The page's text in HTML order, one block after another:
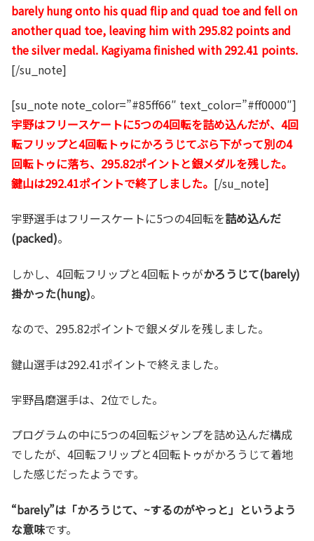
barely hung onto his quad flip and quad toe and fell on
another quad toe, leaving him with 295.82 points and
the silver medal. Kagiyama finished with 292.41 points.
[/su_note]
[su_note note_color=”#85ff66″ text_color=”#ff0000″]
宇野はフリースケートに5つの4回転を詰め込んだが、4回
転フリップと4回転トゥにかろうじてぶら下がって別の4
回転トゥに落ち、295.82ポイントと銀メダルを残した。
鍵山は292.41ポイントで終了しました。 [/su_note]
宇野選手はフリースケートに5つの4回転を詰め込んだ
(packed)。
しかし、4回転フリップと4回転トゥがかろうじて(barely)
掛かった(hung)。
なので、295.82ポイントで銀メダルを残しました。
鍵山選手は292.41ポイントで終えました。
宇野昌磨選手は、2位でした。
プログラムの中に5つの4回転ジャンプを詰め込んだ構成
でしたが、4回転フリップと4回転トゥがかろうじて着地
した感じだったようです。
“barely”は「かろうじて、~するのがやっと」というよう
な意味です。